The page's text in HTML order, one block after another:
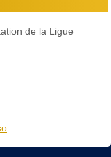
de la Ligue